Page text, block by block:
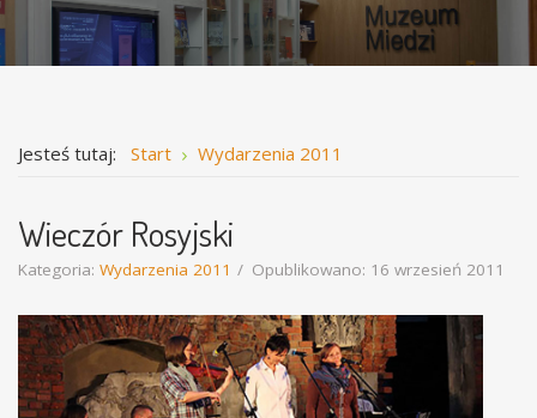
Jesteś tutaj: Start Wydarzenia 2011
Wieczór Rosyjski
Kategoria: Wydarzenia 2011 Opublikowano: 16 wrzesień 2011